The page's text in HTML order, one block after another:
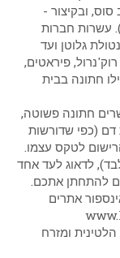
ובקיצור -
עשרות חברות
גלוטן ועד
פיראטים,
חתונה בבית
חתונה פשוטה,
דם (כפי שדורשות
לטקס עצמו.
במזומן בלבד), לדאוג לעד אחד
להתחתן אתכם.
אתרים
ומזרח